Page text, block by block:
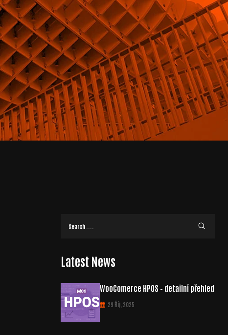
Latest News
WooComerce HPOS – detailní přehled
29 Říj, 2025